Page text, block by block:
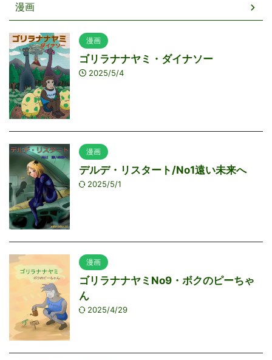
漫画
漫画
ゴリラナナヤミ・ダイナソー
2025/5/4
漫画
デルデ・リスタート/No1遠い未来へ
2025/5/1
漫画
ゴリラナナヤミNo9・ボクのピーちゃ
ん
2025/4/29